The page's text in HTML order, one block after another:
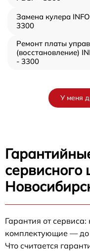
Замена кулера
3300
Ремонт платы
(восстановление)
- 3300
У меня
сервисного
Гарантия от
комплектующие — до
Что считается